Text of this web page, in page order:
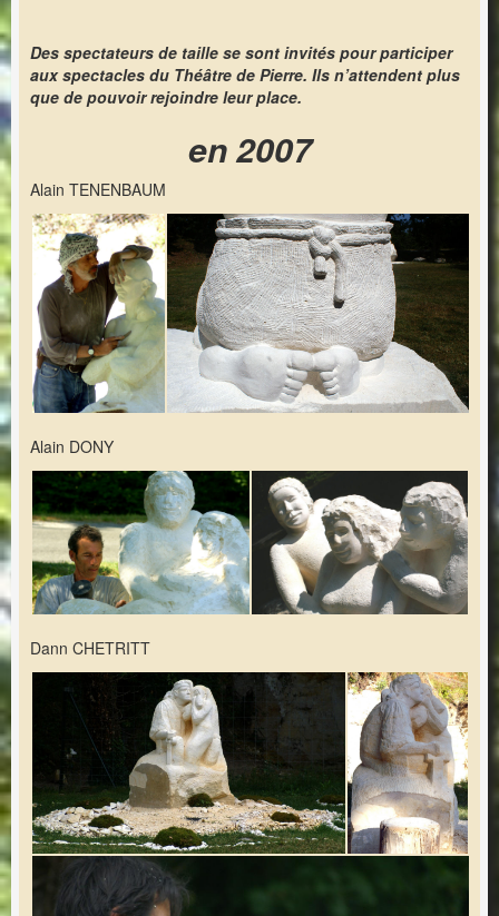
Des spectateurs de taille se sont invités pour participer
aux spectacles du Théâtre de Pierre. Ils n’attendent plus
que de pouvoir rejoindre leur place.
en 2007
Alain TENENBAUM
Alain DONY
Dann CHETRITT